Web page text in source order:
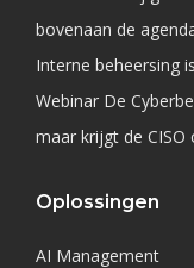
bovenaan de
Interne beheersing
Webinar De
maar krijgt de CISO
Oplossingen
AI Management